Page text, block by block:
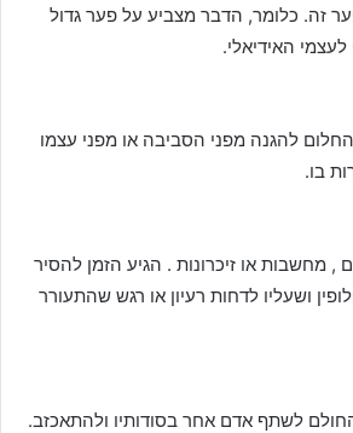
זה. כלומר, הדבר מצביע על פער גדול
האידיאלי.
להגנה מפני הסביבה או מפני עצמו
בו.
, מחשבות או זיכרונות . הגיע הזמן להסיר
ושעליו לדחות רעיון או רגש שהתעורר
לשתף אדם אחר בסודותיו ולהתאכזב.